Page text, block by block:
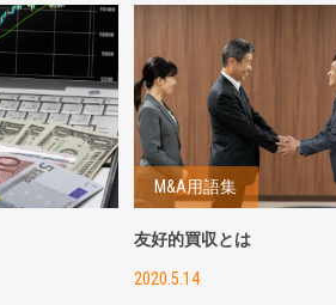
M&A用語集
友好的買収とは
2020.5.14